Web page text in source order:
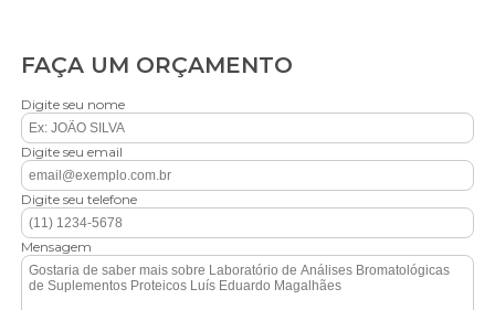
FAÇA UM ORÇAMENTO
Digite seu nome
Digite seu email
Digite seu telefone
Mensagem